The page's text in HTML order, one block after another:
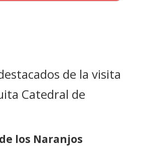
de la visita
Catedral de
los Naranjos